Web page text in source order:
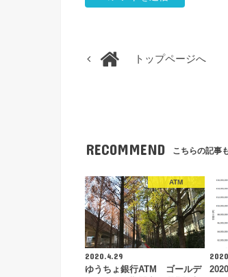
トップページへ
RECOMMEND こちらの記事
ATM
2020.4.29
ゆうちょ銀行ATM ゴールデ